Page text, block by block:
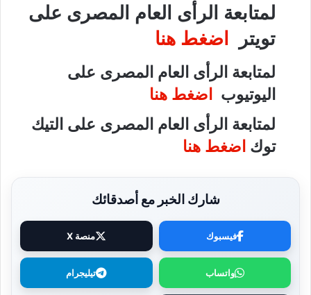
لمتابعة الرأى العام المصرى على
تويتر
اضغط هنا
لمتابعة الرأى العام المصرى على
اليوتيوب اضغط هنا
لمتابعة الرأى العام المصرى على التيك
توك اضغط هنا
شارك الخبر مع أصدقائك
فيسبوك منصة X
واتساب تيليجرام